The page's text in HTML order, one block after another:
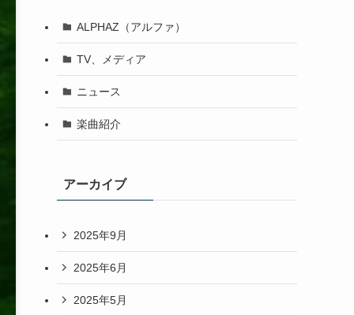
ALPHAZ（アルファ）
TV、メディア
ニュース
楽曲紹介
アーカイブ
2025年9月
2025年6月
2025年5月